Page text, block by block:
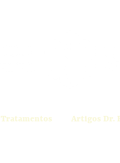
Tratamentos Artigos Dr.